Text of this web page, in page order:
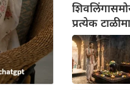
प्रत्येक